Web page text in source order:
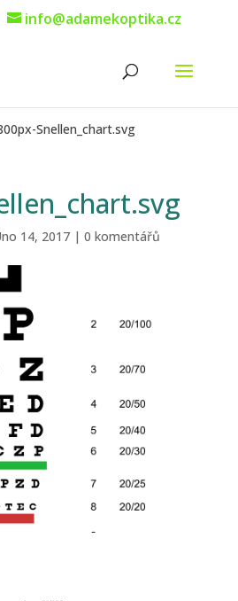
info@adamekoptika.cz
Snellen_chart.svg
14, 2017| 0 komentářů